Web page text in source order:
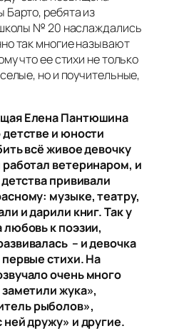
ребята из
№ 20 наслаждались
так многие называют
что ее стихи не только
но и поучительные,
Елена Пантюшина
детстве и юности
всё живое девочку
ветеринаром, и
прививали
музыке, театру,
и дарили книг. Так у
любовь к поэзии,
– и девочка
первые стихи. На
очень много
жука»,
рыболов»,
дружу» и другие.